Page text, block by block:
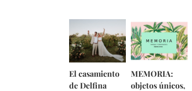
El casamiento
de Delfina
MEMORIA:
objetos únicos,